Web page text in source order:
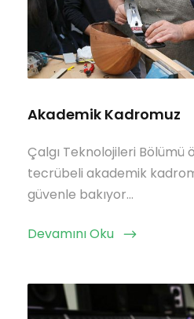
Akademik Kadromuz
Çalgı Teknolojileri
tecrübeli akademik
güvenle bakıyor…
Devamını Oku